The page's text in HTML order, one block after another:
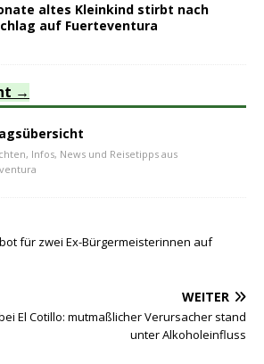
altes Kleinkind stirbt nach
auf Fuerteventura
Infos, News und Reisetipps aus
für zwei Ex-Bürgermeisterinnen auf
WEITER
El Cotillo: mutmaßlicher Verursacher stand
unter Alkoholeinfluss